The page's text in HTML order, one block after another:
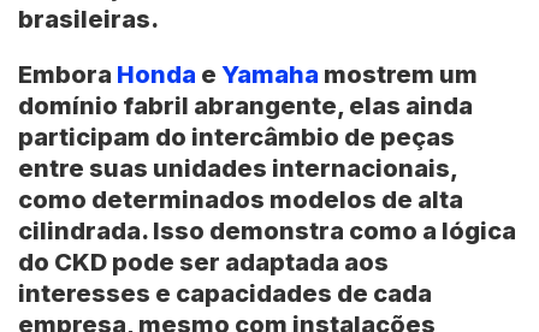
brasileiras.
Embora Honda e Yamaha mostrem um
domínio fabril abrangente, elas ainda
participam do intercâmbio de peças
entre suas unidades internacionais,
como determinados modelos de alta
cilindrada. Isso demonstra como a lógica
do CKD pode ser adaptada aos
interesses e capacidades de cada
empresa, mesmo com instalações